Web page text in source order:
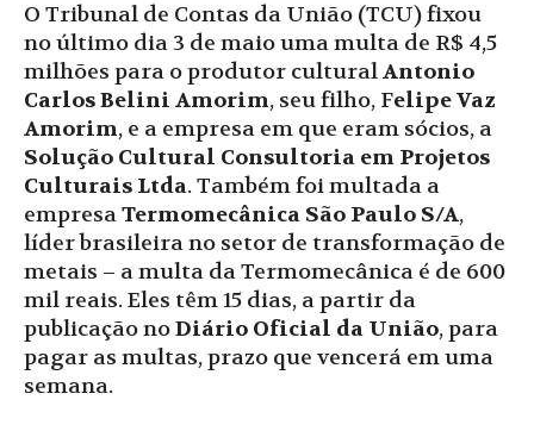
O Tribunal de Contas da União (TCU) fixou
no último dia 3 de maio uma multa de R$ 4,5
milhões para o produtor culturalAntonio
Carlos Belini Amorim, seu filho, Felipe Vaz
Amorim, e a empresa em que eram sócios, a
Solução Cultural Consultoria em Projetos
Culturais Ltda. Também foi multada a
empresaTermomecânica São Paulo S/A,
líder brasileira no setor de transformação de
metais – a multa da Termomecânica é de 600
mil reais. Eles têm 15 dias, a partir da
publicação noDiário Oficial da União, para
pagar as multas, prazo que vencerá em uma
semana.